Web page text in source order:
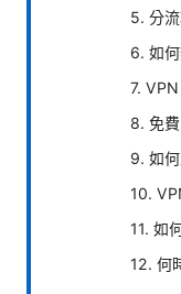
5. 分
6. 如
7.
8. 免
9. 如
10.
11. 如
12. 何